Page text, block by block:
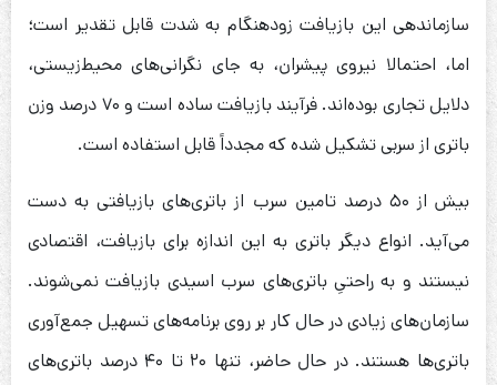
سازماندهی این بازیافت زودهنگام به شدت قابل تقدیر است؛
اما، احتمالا نیروی پیشران، به جای نگرانی‌های محیط‌زیستی،
دلایل تجاری بوده‌اند. فرآیند بازیافت ساده است و ۷۰ درصد وزن
باتری از سربی تشکیل شده که مجدداً قابل استفاده است.
بیش از ۵۰ درصد تامین سرب از باتری‌های بازیافتی به دست
می‌آید. انواع دیگر باتری به این اندازه برای بازیافت، اقتصادی
نیستند و به راحتیِ باتری‌های سرب اسیدی بازیافت نمی‌شوند.
سازمان‌های زیادی در حال کار بر روی برنامه‌های تسهیل جمع‌آوری
باتری‌ها هستند. در حال حاضر، تنها ۲۰ تا ۴۰ درصد باتری‌های